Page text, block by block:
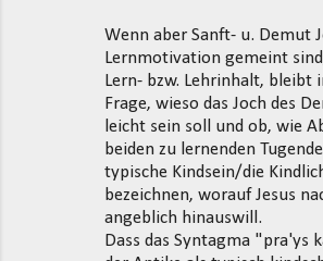
Wenn aber Sanft- u. Demut
Lernmotivation gemeint
Lern- bzw. Lehrinhalt, bleibt
Frage, wieso das Joch des
leicht sein soll und ob, wie
beiden zu lernenden
typische Kindsein/die
bezeichnen, worauf Jesus
angeblich hinauswill.
Dass das Syntagma "pra'ys